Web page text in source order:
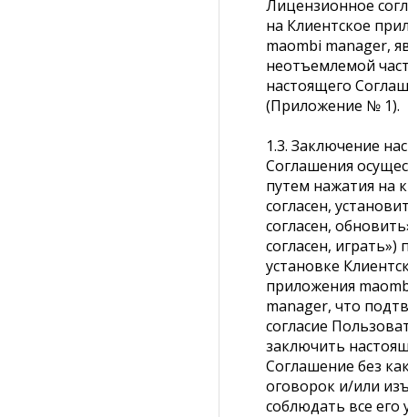
Лицензионное
на Клиентское
maombi manager,
неотъемлемой
настоящего
(Приложение № 1).
1.3. Заключение
Соглашения
путем нажатия на
согласен,
согласен,
согласен, играть»)
установке
приложения
manager, что
согласие
заключить
Соглашение без
оговорок и/или
соблюдать все его